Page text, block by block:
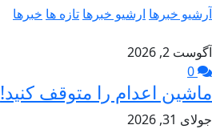
آرشیو خبرها ارشیو خبرها تازه ها خبرها
آگوست 2, 2026
ماشین اعدام را متوقف کنید!
جولای 31, 2026